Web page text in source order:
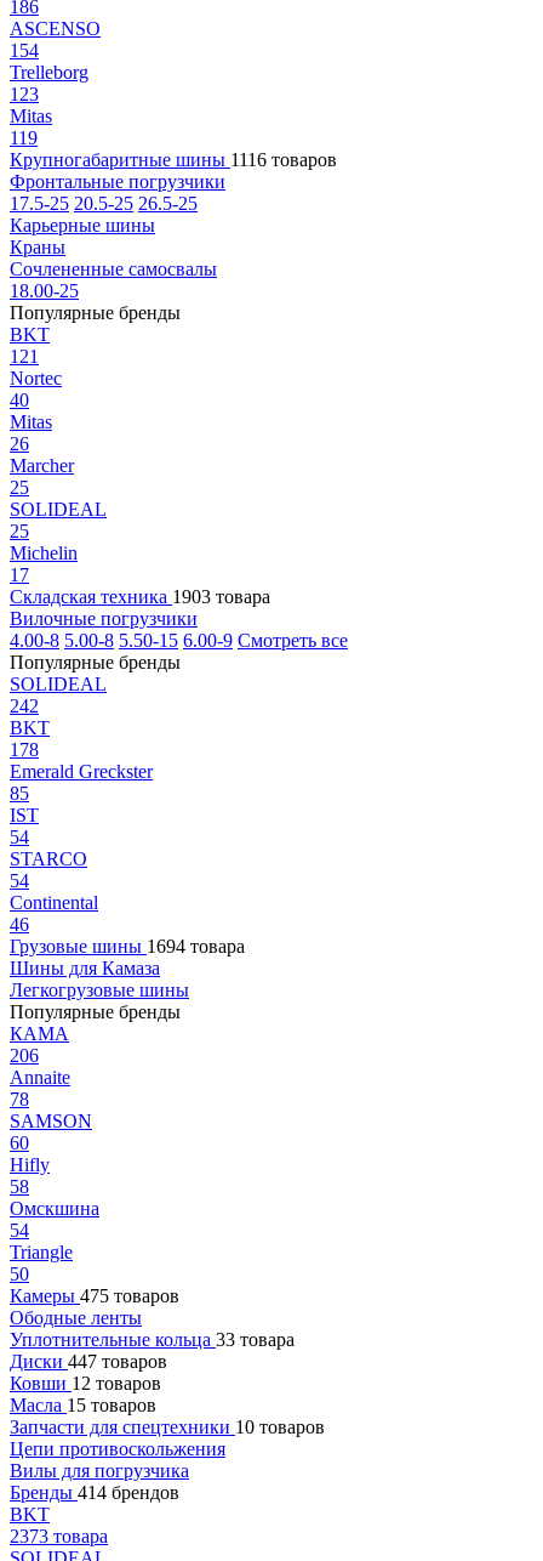
186
ASCENSO
154
Trelleborg
123
Mitas
119
Крупногабаритные шины 1116 товаров
Фронтальные погрузчики
17.5-25 20.5-25 26.5-25
Карьерные шины
Краны
Сочлененные самосвалы
18.00-25
Популярные бренды
BKT
121
Nortec
40
Mitas
26
Marcher
25
SOLIDEAL
25
Michelin
17
Складская техника 1903 товара
Вилочные погрузчики
4.00-8 5.00-8 5.50-15 6.00-9 Смотреть все
Популярные бренды
SOLIDEAL
242
BKT
178
Emerald Greckster
85
IST
54
STARCO
54
Continental
46
Грузовые шины 1694 товара
Шины для Камаза
Легкогрузовые шины
Популярные бренды
КАМА
206
Annaite
78
SAMSON
60
Hifly
58
Омскшина
54
Triangle
50
Камеры 475 товаров
Ободные ленты
Уплотнительные кольца 33 товара
Диски 447 товаров
Ковши 12 товаров
Масла 15 товаров
Запчасти для спецтехники 10 товаров
Цепи противоскольжения
Вилы для погрузчика
Бренды 414 брендов
BKT
2373 товара